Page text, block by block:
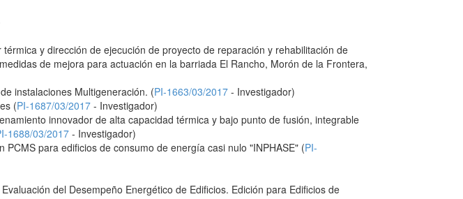
y dirección de ejecución de proyecto de reparación y rehabilitación de
de mejora para actuación en la barriada El Rancho, Morón de la Frontera,
instalaciones Multigeneración. (PI-1663/03/2017 - Investigador)
(PI-1687/03/2017 - Investigador)
innovador de alta capacidad térmica y bajo punto de fusión, integrable
1688/03/2017- Investigador)
para edificios de consumo de energía casi nulo "INPHASE" (PI-
del Desempeño Energético de Edificios. Edición para Edificios de